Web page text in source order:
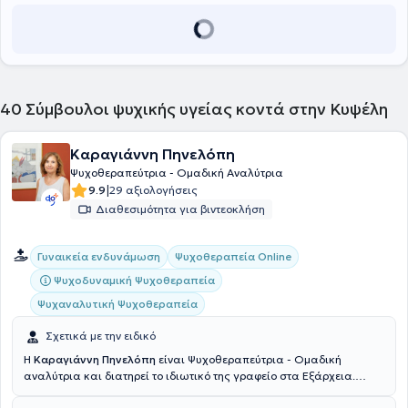
Tri-City Mental Health and Retardation Center της Βοστώνης.
Τέλος, αποτελεί μέλος της Βρετανικής Ψυχολογικής Εταιρείας, ενώ
ψυχιατρική. .
40 Σύμβουλοι ψυχικής υγείας κοντά στην Κυψέλη
Καραγιάννη Πηνελόπη
Ψυχοθεραπεύτρια - Ομαδική Αναλύτρια
9.9|29 αξιολογήσεις
Διαθεσιμότητα για βιντεοκλήση
Γυναικεία ενδυνάμωση
Ψυχοθεραπεία Online
Ψυχοδυναμική Ψυχοθεραπεία
Ψυχαναλυτική Ψυχοθεραπεία
Σχετικά με την ειδικό
H Καραγιάννη Πηνελόπη είναι Ψυχοθεραπεύτρια - Ομαδική
αναλύτρια και διατηρεί το ιδιωτικό της γραφείο στα Εξάρχεια.